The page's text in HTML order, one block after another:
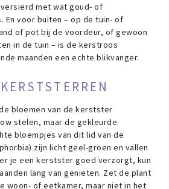
met wat goud- of
voor buiten – op de tuin- of
of pot bij de voordeur, of gewoon
in de tuin – is de kerstroos
maanden een echte blikvanger.
bloemen van de kerstster
stelen, maar de gekleurde
bloempjes van dit lid van de
zijn licht geel-groen en vallen
je een kerstster goed verzorgt, kun
lang van genieten. Zet de plant
woon- of eetkamer, maar niet in het